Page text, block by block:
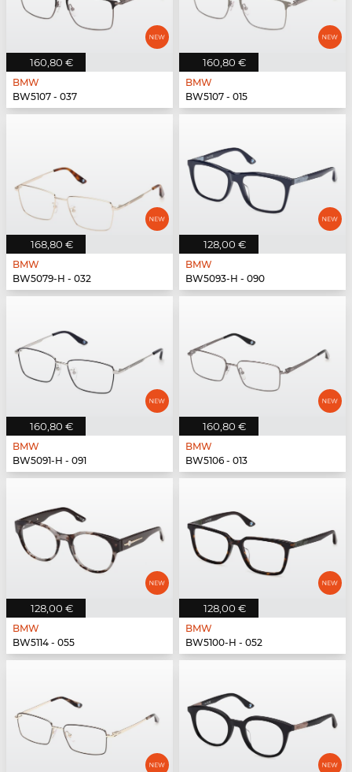
160,80 €
BMW
BW5107 - 037
160,80 €
BMW
BW5107 - 015
168,80 €
BMW
BW5079-H - 032
128,00 €
BMW
BW5093-H - 090
160,80 €
BMW
BW5091-H - 091
160,80 €
BMW
BW5106 - 013
128,00 €
BMW
BW5114 - 055
128,00 €
BMW
BW5100-H - 052